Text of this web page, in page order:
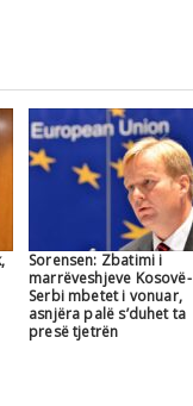
Sorensen: Zbatimi i
marrëveshjeve Kosovë-
Serbi mbetet i vonuar,
asnjëra palë s’duhet ta
presë tjetrën